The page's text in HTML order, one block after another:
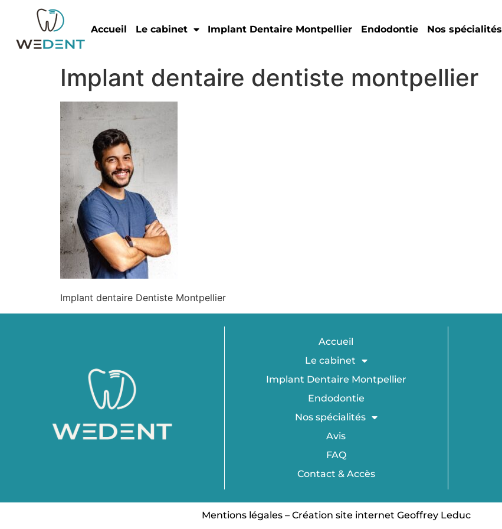
Accueil Le cabinet Implant Dentaire Montpellier Endodontie Nos spécialités
Implant dentaire dentiste montpellier
Implant dentaire Dentiste Montpellier
Accueil
Le cabinet
Implant Dentaire Montpellier
Endodontie
Nos spécialités
Avis
FAQ
Contact & Accès
Mentions légales – Création site internet Geoffrey Leduc